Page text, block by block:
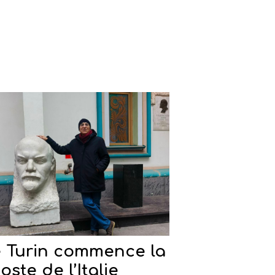
Turin commence la
de l’Italie